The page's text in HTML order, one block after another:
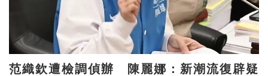
范織欽遭檢調偵辦 陳麗娜：新潮流復辟疑